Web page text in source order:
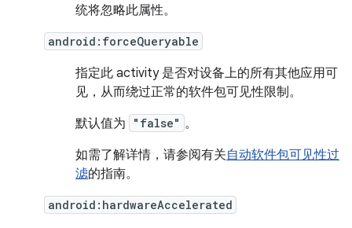
统将忽略此属性。
android:forceQueryable
指定此 activity 是否对设备上的所有其他应用可
见，从而绕过正常的软件包可见性限制。
默认值为
"false" 。
如需了解详情，请参阅有关自动软件包可见性过
滤的指南。
android:hardwareAccelerated